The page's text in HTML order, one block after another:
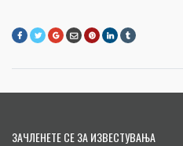
ЗАЧЛЕНЕТЕ СЕ ЗА ИЗВЕСТУВАЊА